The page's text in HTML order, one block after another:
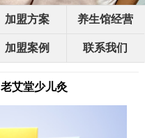
加盟方案 养生馆经营
加盟案例 联系我们
老艾堂少儿灸